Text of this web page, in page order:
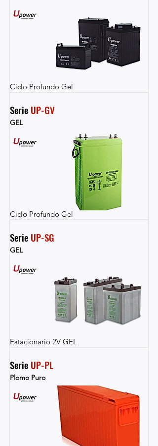
Ciclo Profundo Gel
Serie UP-GV
GEL
Ciclo Profundo Gel
Serie UP-SG
GEL
Estacionario 2V GEL
Serie UP-PL
Plomo Puro